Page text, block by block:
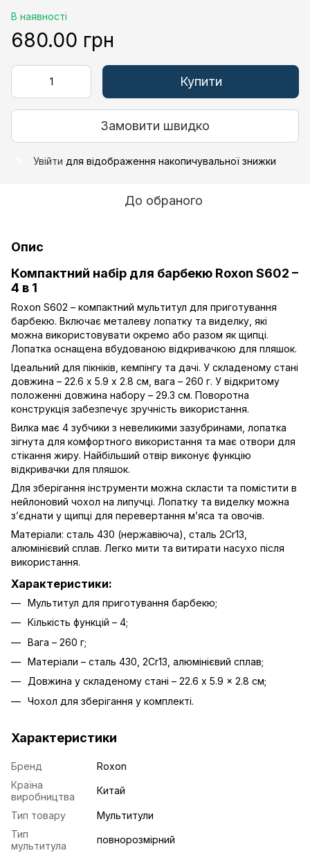
В наявності
680.00 грн
Купити
Замовити швидко
Увійти для відображення накопичувальної знижки
До обраного
Опис
Компактний набір для барбекю Roxon S602 –
4 в 1
Roxon S602 – компактний мультитул для приготування
барбекю. Включає металеву лопатку та виделку, які
можна використовувати окремо або разом як щипці.
Лопатка оснащена вбудованою відкривачкою для пляшок.
Ідеальний для пікніків, кемпінгу та дачі. У складеному стані
довжина – 22.6 х 5.9 х 2.8 см, вага – 260 г. У відкритому
положенні довжина набору – 29.3 см. Поворотна
конструкція забезпечує зручність використання.
Вилка має 4 зубчики з невеликими зазубринами, лопатка
зігнута для комфортного використання та має отвори для
стікання жиру. Найбільший отвір виконує функцію
відкривачки для пляшок.
Для зберігання інструменти можна скласти та помістити в
нейлоновий чохол на липучці. Лопатку та виделку можна
з’єднати у щипці для перевертання м’яса та овочів.
Матеріали: сталь 430 (нержавіюча), сталь 2Cr13,
алюмінієвий сплав. Легко мити та витирати насухо після
використання.
Характеристики:
Мультитул для приготування барбекю;
Кількість функцій – 4;
Вага – 260 г;
Матеріали – сталь 430, 2Cr13, алюмінієвий сплав;
Довжина у складеному стані – 22.6 x 5.9 x 2.8 см;
Чохол для зберігання у комплекті.
Характеристики
Бренд
Roxon
Країна
виробництва
Китай
Тип товару
Мультитули
Тип
мультитула
повнорозмірний